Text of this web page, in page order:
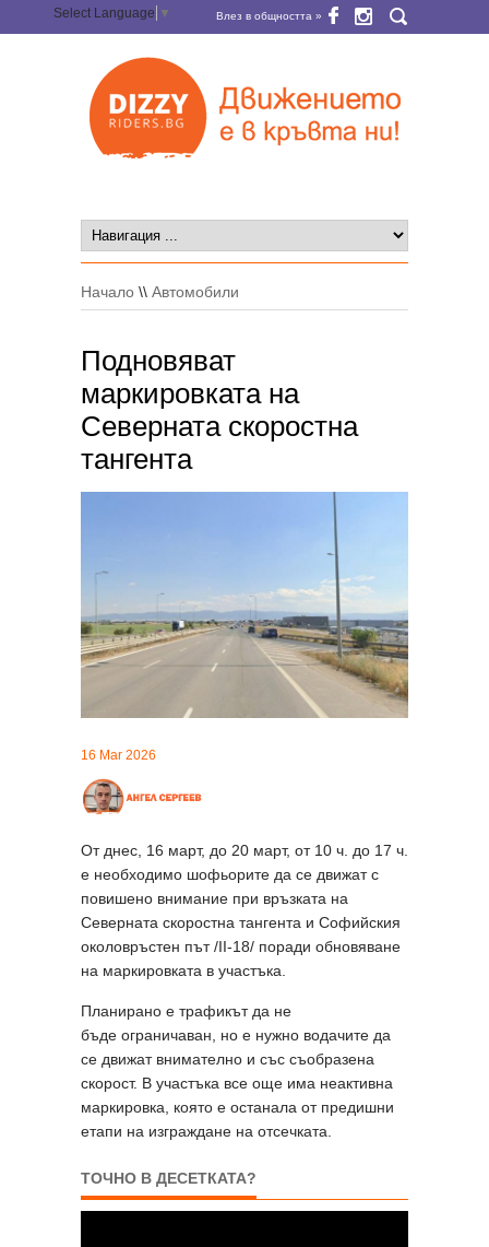
Select Language ▼ Влез в общността »
Начало \\ Автомобили
Подновяват
маркировката на
Северната скоростна
тангента
16 Mar 2026
От днес, 16 март, до 20 март, от 10 ч. до 17 ч.
e необходимо шофьорите да се движат с
повишено внимание при връзката на
Северната скоростна тангента и Софийския
околовръстен път /II-18/ поради обновяване
на маркировката в участъка.
Планирано е трафикът да не
бъде ограничаван, но е нужно водачите да
се движат внимателно и със съобразена
скорост. В участъка все още има неактивна
маркировка, която е останала от предишни
етапи на изграждане на отсечката.
ТОЧНО В ДЕСЕТКАТА?